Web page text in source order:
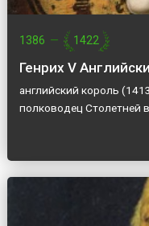
1386 — 1422
Генрих V
английский король
полководец Столетней